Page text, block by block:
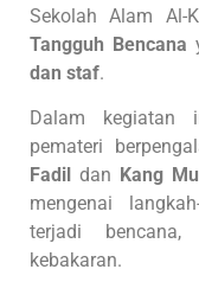
Sekolah Alam Al-
Tangguh Bencana
dan staf.
Dalam kegiatan
pemateri
Fadil dan Kang
mengenai
terjadi
kebakaran.